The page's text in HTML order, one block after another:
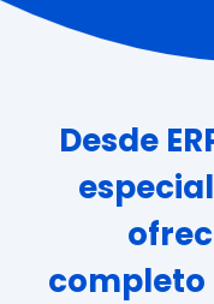
Desde
completo